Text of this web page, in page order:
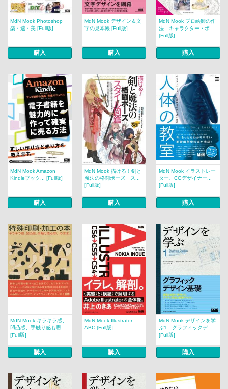
MdN Mook Photoshop
楽・速・美 [Full版]
購入
MdN Mook デザイン＆文
字の見本帳 [Full版]
購入
MdN Mook プロ絵師の作
法 キャラクター・ポ...
[Full版]
購入
MdN Mook Amazon
Kindleブック... [Full版]
購入
MdN Mook 描ける！剣と
魔法の格闘ポーズ ス...
[Full版]
購入
MdN Mook イラストレー
ター、CGデザイナー...
[Full版]
購入
MdN Mook キラキラ感、
凹凸感、手触り感も思...
[Full版]
購入
MdN Mook Illustrator
ABC [Full版]
購入
MdN Mook デザインを学
ぶ1 グラフィックデ...
[Full版]
購入